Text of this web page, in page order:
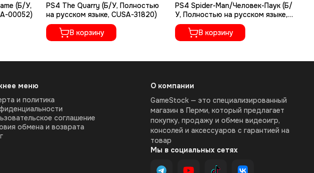
(Б/У,
00052)
PS4 The Quarry (Б/У, Полностью
на русском языке, CUSA-31820)
В корзину
PS4 Spider-Man/Человек-Паук (Б/
У, Полностью на русском языке,
CUSA-11995)
В корзину
меню
и политика
соглашение
обмена и возврата
О компании
GameStock — это специализированный
магазин в Перми, который предлагает
покупку, продажу и обмен видеоигр,
консолей и аксессуаров с гарантией на
товар
Мы в социальных сетях